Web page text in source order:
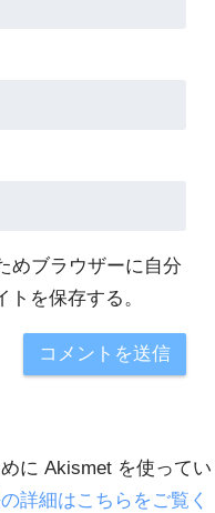
めブラウザーに自分
を保存する。
に Akismet を使ってい
詳細はこちらをご覧く